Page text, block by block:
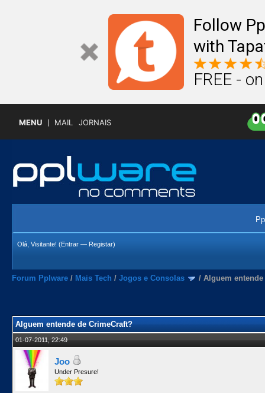
Follow
with
FREE -
MENU MAIL JORNAIS
Olá, Visitante! (Entrar — Registar)
Forum Pplware / Mais Tech / Jogos e Consolas / Alguem
Alguem entende de CrimeCraft?
01-07-2011, 22:49
Joo
Under Presure!